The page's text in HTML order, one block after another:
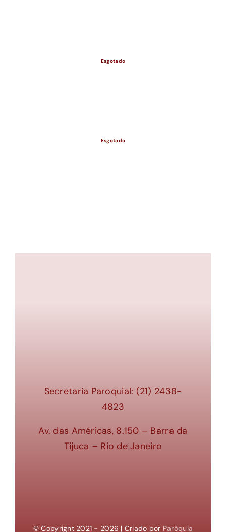
Esgotado
Esgotado
Secretaria Paroquial: (21) 2438-
4823
Av. das Américas, 8.150 – Barra da
Tijuca – Rio de Janeiro
© Copyright 2021 - 2026 | Criado por Paróquia